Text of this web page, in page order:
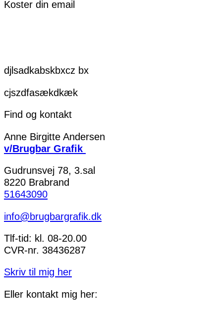
Koster din email
djlsadkabskbxcz bx
cjszdfasækdkæk
Find og kontakt
Anne Birgitte Andersen
v/Brugbar Grafik
Gudrunsvej 78, 3.sal
8220 Brabrand
51643090
info@brugbargrafik.dk
Tlf-tid: kl. 08-20.00
CVR-nr. 38436287
Skriv til mig her
Eller kontakt mig her: